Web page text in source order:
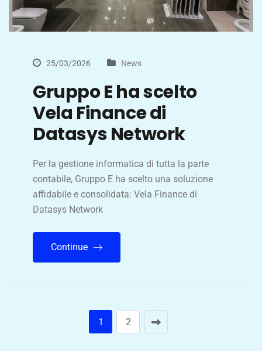
25/03/2026 News
Gruppo E ha scelto
Vela Finance di
Datasys Network
Per la gestione informatica di tutta la parte
contabile, Gruppo E ha scelto una soluzione
affidabile e consolidata: Vela Finance di
Datasys Network
Continue
1 2